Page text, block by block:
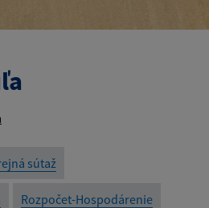
sútaž
Rozpočet-Hospodárenie